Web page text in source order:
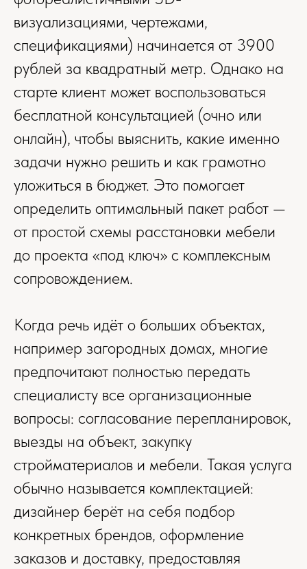
визуализациями, чертежами,
спецификациями) начинается от 3900
рублей за квадратный метр. Однако на
старте клиент может воспользоваться
бесплатной консультацией (очно или
онлайн), чтобы выяснить, какие именно
задачи нужно решить и как грамотно
уложиться в бюджет. Это помогает
определить оптимальный пакет работ —
от простой схемы расстановки мебели
до проекта «под ключ» с комплексным
сопровождением.
Когда речь идёт о больших объектах,
например загородных домах, многие
предпочитают полностью передать
специалисту все организационные
вопросы: согласование перепланировок,
выезды на объект, закупку
стройматериалов и мебели. Такая услуга
обычно называется комплектацией:
дизайнер берёт на себя подбор
конкретных брендов, оформление
заказов и доставку, предоставляя